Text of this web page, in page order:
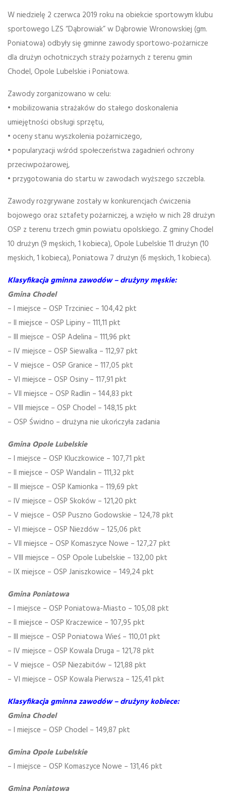
W niedzielę 2 czerwca 2019 roku na obiekcie sportowym klubu
sportowego LZS “Dąbrowiak” w Dąbrowie Wronowskiej (gm.
Poniatowa) odbyły się gminne zawody sportowo-pożarnicze
dla drużyn ochotniczych straży pożarnych z terenu gmin
Chodel, Opole Lubelskie i Poniatowa.
Zawody zorganizowano w celu:
• mobilizowania strażaków do stałego doskonalenia
umiejętności obsługi sprzętu,
• oceny stanu wyszkolenia pożarniczego,
• popularyzacji wśród społeczeństwa zagadnień ochrony
przeciwpożarowej,
• przygotowania do startu w zawodach wyższego szczebla.
Zawody rozgrywane zostały w konkurencjach ćwiczenia
bojowego oraz sztafety pożarniczej, a wzięło w nich 28 drużyn
OSP z terenu trzech gmin powiatu opolskiego. Z gminy Chodel
10 drużyn (9 męskich, 1 kobieca), Opole Lubelskie 11 drużyn (10
męskich, 1 kobieca), Poniatowa 7 drużyn (6 męskich, 1 kobieca).
Klasyfikacja gminna zawodów – drużyny męskie:
Gmina Chodel
– I miejsce – OSP Trzciniec – 104,42 pkt
– II miejsce – OSP Lipiny – 111,11 pkt
– III miejsce – OSP Adelina – 111,96 pkt
– IV miejsce – OSP Siewalka – 112,97 pkt
– V miejsce – OSP Granice – 117,05 pkt
– VI miejsce – OSP Osiny – 117,91 pkt
– VII miejsce – OSP Radlin – 144,83 pkt
– VIII miejsce – OSP Chodel – 148,15 pkt
– OSP Świdno – drużyna nie ukończyła zadania
Gmina Opole Lubelskie
– I miejsce – OSP Kluczkowice – 107,71 pkt
– II miejsce – OSP Wandalin – 111,32 pkt
– III miejsce – OSP Kamionka – 119,69 pkt
– IV miejsce – OSP Skoków – 121,20 pkt
– V miejsce – OSP Puszno Godowskie – 124,78 pkt
– VI miejsce – OSP Niezdów – 125,06 pkt
– VII miejsce – OSP Komaszyce Nowe – 127,27 pkt
– VIII miejsce – OSP Opole Lubelskie – 132,00 pkt
– IX miejsce – OSP Janiszkowice – 149,24 pkt
Gmina Poniatowa
– I miejsce – OSP Poniatowa-Miasto – 105,08 pkt
– II miejsce – OSP Kraczewice – 107,95 pkt
– III miejsce – OSP Poniatowa Wieś – 110,01 pkt
– IV miejsce – OSP Kowala Druga – 121,78 pkt
– V miejsce – OSP Niezabitów – 121,88 pkt
– VI miejsce – OSP Kowala Pierwsza – 125,41 pkt
Klasyfikacja gminna zawodów – drużyny kobiece:
Gmina Chodel
– I miejsce – OSP Chodel – 149,87 pkt
Gmina Opole Lubelskie
– I miejsce – OSP Komaszyce Nowe – 131,46 pkt
Gmina Poniatowa